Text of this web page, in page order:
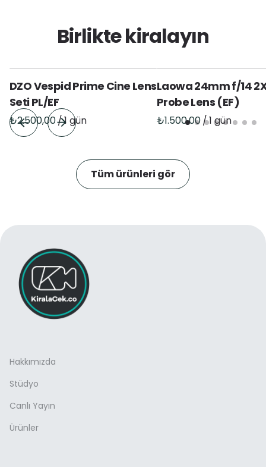
Birlikte kiralayın
DZO Vespid Prime Cine Lens
Seti PL/EF
/
Laowa 24mm f/14
Probe Lens (EF)
/
Tüm ürünleri gör
Hakkımızda
Stüdyo
Canlı Yayın
Ürünler